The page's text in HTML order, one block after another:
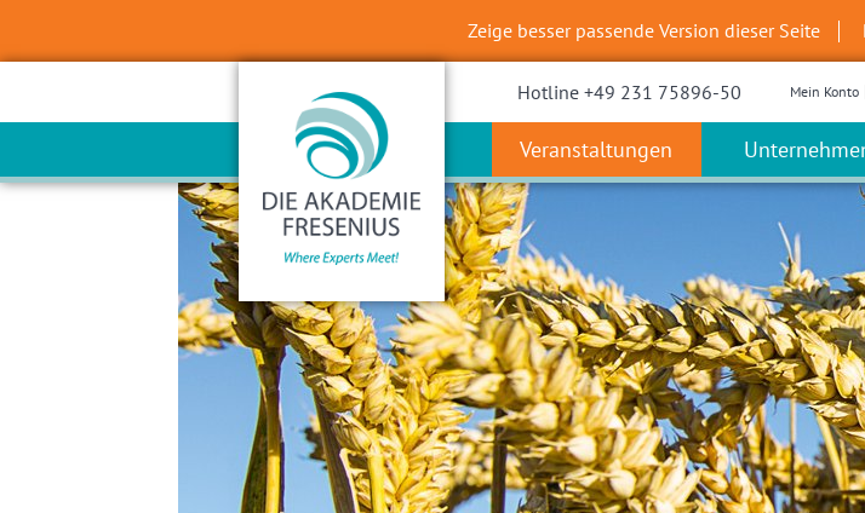
Zeige besser passende Version dieser Seite
Hotline +49 231 75896-50 Mein Konto
Veranstaltungen